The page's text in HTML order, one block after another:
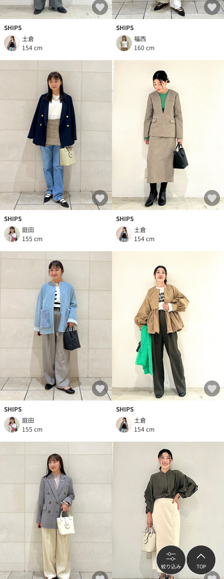
SHIPS
土倉
154 cm
SHIPS
福西
160 cm
SHIPS
庭田
155 cm
SHIPS
土倉
154 cm
SHIPS
庭田
155 cm
SHIPS
土倉
154 cm
絞り込み TOP